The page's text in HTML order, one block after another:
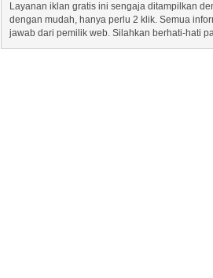
Layanan iklan gratis ini sengaja ditampilkan
dengan mudah, hanya perlu 2 klik. Semua
jawab dari pemilik web. Silahkan berhati-hati